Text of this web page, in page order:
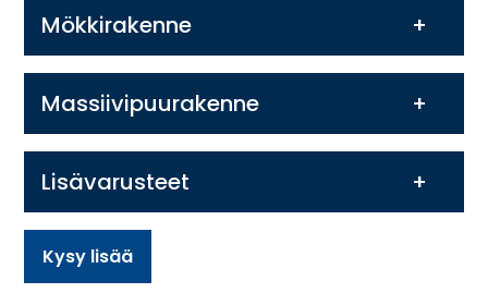
Mökkirakenne
Massiivipuurakenne
Lisävarusteet
Kysy lisää